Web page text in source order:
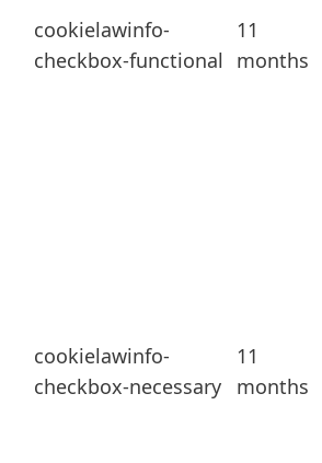
cookielawinfo-
checkbox-functional
11
months
cookielawinfo-
checkbox-necessary
11
months